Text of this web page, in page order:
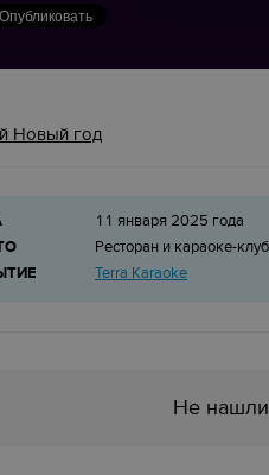
Новый год
11 января 2025 года
Ресторан и караоке-клуб
Terra Karaoke
Не нашли